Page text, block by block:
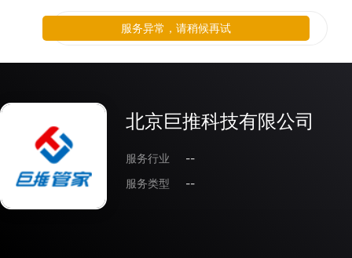
北京巨推科技有限公司
服务行业
--
服务类型
--
服务异常，请稍候再试